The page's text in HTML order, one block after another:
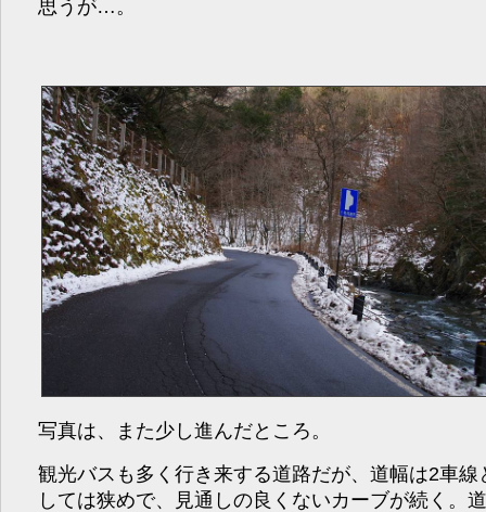
思うが…。
写真は、また少し進んだところ。
観光バスも多く行き来する道路だが、道幅は2車線
しては狭めで、見通しの良くないカーブが続く。